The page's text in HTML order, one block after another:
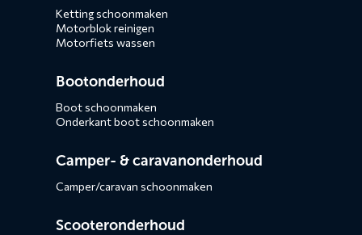
Ketting schoonmaken
Motorblok reinigen
Motorfiets wassen
Bootonderhoud
Boot schoonmaken
Onderkant boot schoonmaken
Camper- & caravanonderhoud
Camper/caravan schoonmaken
Scooteronderhoud